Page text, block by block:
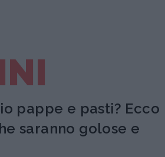
pappe e pasti? Ecco
saranno golose e